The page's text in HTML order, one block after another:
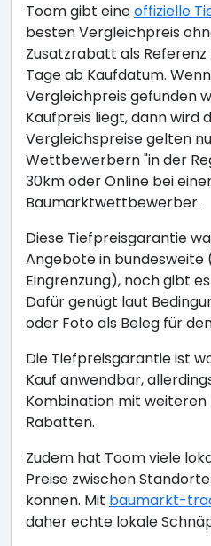
Toom gibt eineoffizielle
besten Vergleichpreis
Zusatzrabatt als Referenz
Tage ab Kaufdatum.
Vergleichpreis gefunden
Kaufpreis liegt, dann wird
Vergleichspreise gelten
Wettbewerbern "in der
30km oder Online bei
Baumarktwettbewerber.
Diese Tiefpreisgarantie
Angebote in bundesweite
Eingrenzung), noch gibt
Dafür genügt laut
oder Foto als Beleg für
Die Tiefpreisgarantie ist
Kauf anwendbar,
Kombination mit
Rabatten.
Zudem hat Toom viele
Preise zwischen
können. Mit baumarkt-
daher echte lokale